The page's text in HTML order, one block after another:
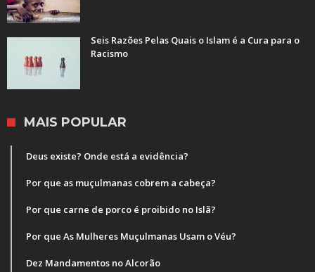
Seis Razões Pelas Quais o Islam é a Cura para o
Racismo
MAIS POPULAR
Deus existe? Onde está a evidência?
Por que as muçulmanas cobrem a cabeça?
Por que carne de porco é proibido no Islã?
Por que As Mulheres Muçulmanas Usam o Véu?
Dez Mandamentos no Alcorão